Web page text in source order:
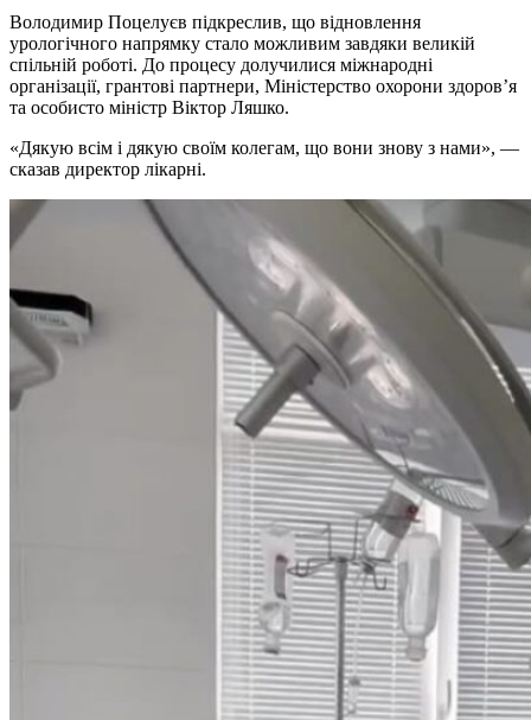
Володимир Поцелуєв підкреслив, що відновлення
урологічного напрямку стало можливим завдяки великій
спільній роботі. До процесу долучилися міжнародні
організації, грантові партнери, Міністерство охорони здоров’я
та особисто міністр Віктор Ляшко.
«Дякую всім і дякую своїм колегам, що вони знову з нами», —
сказав директор лікарні.